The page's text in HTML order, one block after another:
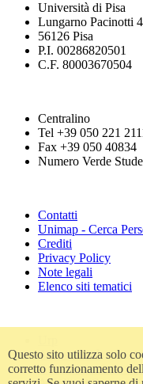
Università di Pisa
Lungarno Pacinotti
56126 Pisa
P.I. 00286820501
C.F. 80003670504
Centralino
Tel +39 050 221
Fax +39 050 40834
Numero Verde
Contatti
Unimap - Cerca
Crediti
Privacy Policy
Note legali
Elenco siti tematici
Accessibilità
Amministrazione
Questo sito utilizza solo
corretto funzionamento